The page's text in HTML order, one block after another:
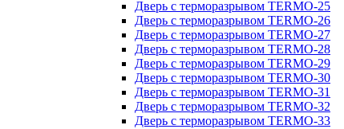
Дверь с терморазрывом TERMO-25
Дверь с терморазрывом TERMO-26
Дверь с терморазрывом TERMO-27
Дверь с терморазрывом TERMO-28
Дверь с терморазрывом TERMO-29
Дверь с терморазрывом TERMO-30
Дверь с терморазрывом TERMO-31
Дверь с терморазрывом TERMO-32
Дверь с терморазрывом TERMO-33